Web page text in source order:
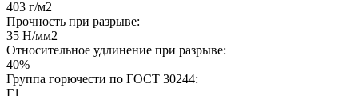
403 г/м2
Прочность при разрыве:
35 Н/мм2
Относительное удлинение при разрыве:
40%
Группа горючести по ГОСТ 30244:
Г1